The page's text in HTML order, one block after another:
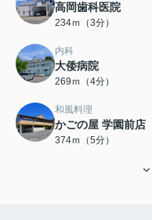
高岡歯科医院
234ｍ（3分）
内科
大倭病院
269ｍ（4分）
和風料理
かごの屋 学園前店
374ｍ（5分）